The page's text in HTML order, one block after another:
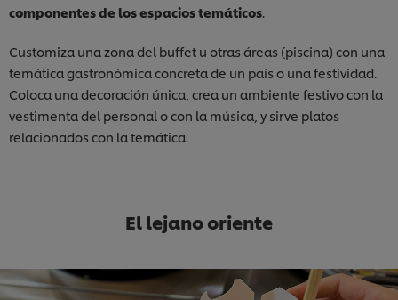
componentes de los espacios temáticos
Customiza una zona del buffet u otras áreas (piscina) con una
temática gastronómica concreta de un país o una festividad.
Coloca una decoración única, crea un ambiente festivo con la
vestimenta del personal o con la música, y sirve platos
relacionados con la temática.
El lejano oriente